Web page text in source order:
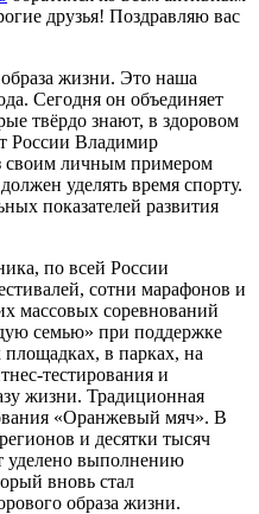
друзья! Поздравляю вас
жизни. Это наша
Сегодня он объединяет
твёрдо знают, в здоровом
России Владимир
своим личным примером
уделять время спорту.
показателей развития
по всей России
сотни марафонов и
массовых соревнований
семью» при поддержке
в парках, на
тестирования и
жизни. Традиционная
«Оранжевый мяч». В
и десятки тысяч
уделено выполнению
вновь стал
образа жизни.